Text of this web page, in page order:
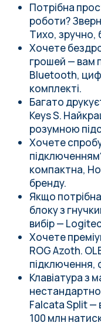
Потрібна
роботи?
Тихо, зручно,
Хочете
грошей — вам
Bluetooth,
комплекті.
Багато
Keys S.
розумною
Хочете
компактна,
бренду.
Якщо
блоку з
вибір —
Хочете
ROG Azoth.
підключення,
Клавіатура з
Falcata Split —
100 млн